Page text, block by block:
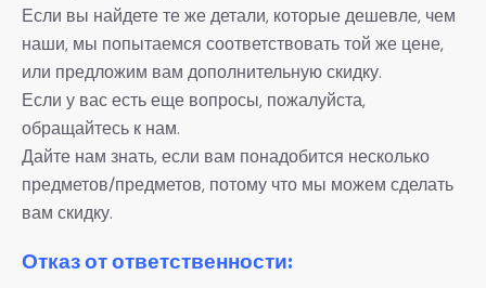
Если вы найдете те же детали, которые дешевле, чем
наши, мы попытаемся соответствовать той же цене,
или предложим вам дополнительную скидку.
Если у вас есть еще вопросы, пожалуйста,
обращайтесь к нам.
Дайте нам знать, если вам понадобится несколько
предметов/предметов, потому что мы можем сделать
вам скидку.
Отказ от ответственности: